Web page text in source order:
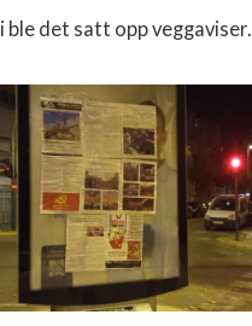
i ble det satt opp veggaviser.